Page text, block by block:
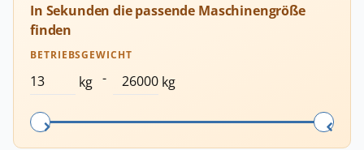
In Sekunden die passende Maschinengröße
finden
BETRIEBSGEWICHT
kg - kg